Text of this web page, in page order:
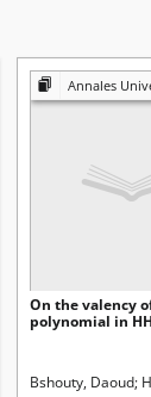
Uniwersytet Marii
Annales Universitatis Mariae Curie-
On the valency
polynomial in HH
Bshouty, Daoud